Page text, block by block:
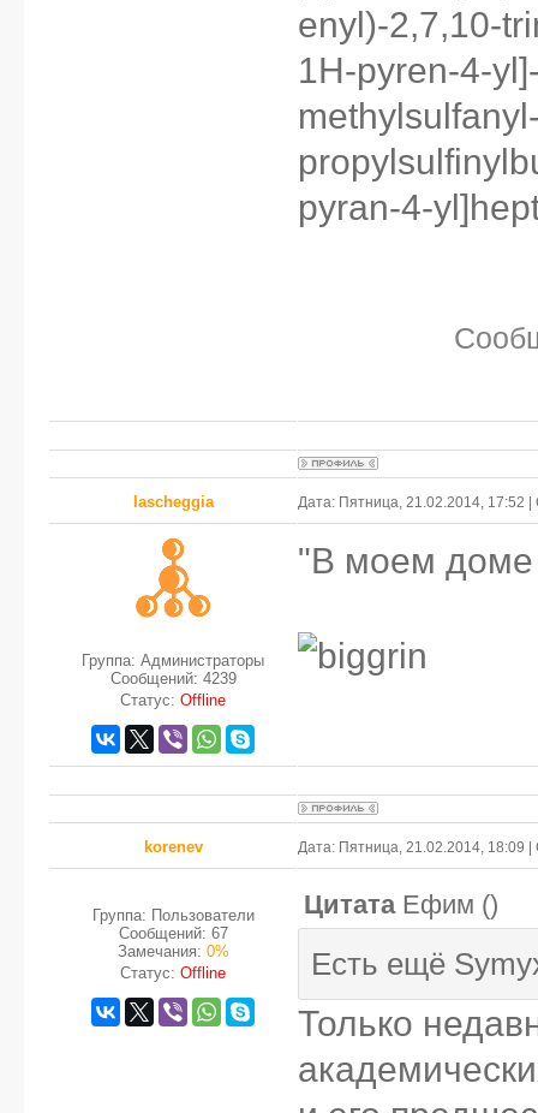
enyl)-2,7,10-
1H-pyren-4-
pyran-4-
lascheggia Дата: Пятница, 21.02.2014, 17:52
Группа: Администраторы
Сообщений: 4239
Статус: Offline
"В моем доме
korenev Дата: Пятница, 21.02.2014, 18:09
Группа: Пользователи
Сообщений: 67
Замечания: 0%
Статус: Offline
Цитата Ефим ()
Есть ещё
Только